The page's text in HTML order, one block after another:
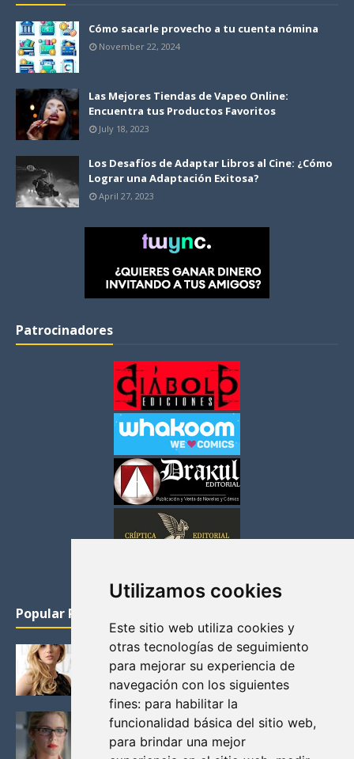
Utilizamos cookies
Este sitio web utiliza cookies y
otras tecnologías de seguimiento
para mejorar su experiencia de
navegación con los siguientes
fines: para habilitar la
funcionalidad básica del sitio web,
para brindar una mejor
Cómo sacarle provecho a tu cuenta nómina
November 22, 2024
Las Mejores Tiendas de Vapeo Online:
Encuentra tus Productos Favoritos
July 18, 2023
Los Desafíos de Adaptar Libros al Cine: ¿Cómo
Lograr una Adaptación Exitosa?
April 27, 2023
Patrocinadores
Popular Posts
KATHERYN WINNICK: LA ACTRIZ MAS GUAPA DE
VIKINGOS
Junio 14, 2013
FELICITY (EMILY BETT RICKARDS), LAS FOTOS
MAS BONITAS DE LA ALIADA DE ARROW
Noviembre 30, 2013